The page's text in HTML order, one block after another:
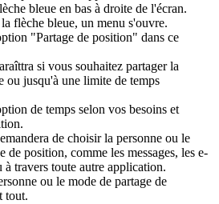
bleue en bas à droite de l'écran.
flèche bleue, un menu s'ouvre.
"Partage de position" dans ce
si vous souhaitez partager la
ou jusqu'à une limite de temps
de temps selon vos besoins et
de choisir la personne ou le
de position, comme les messages, les e-
travers toute autre application.
ou le mode de partage de
tout.